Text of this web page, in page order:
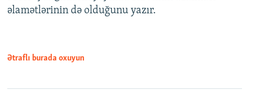
əlamətlərinin də olduğunu yazır.
Ətraflı burada oxuyun